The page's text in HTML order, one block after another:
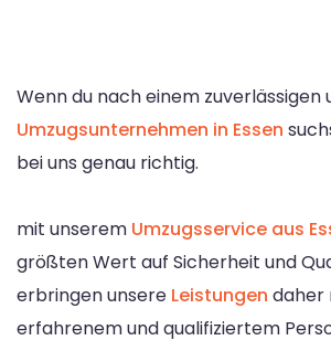
Wenn du nach einem
Umzugsunternehmen in Essen
bei uns genau richtig.
mit unserem Umzugsservice aus
größten Wert auf Sicherheit und
erbringen unsere Leistungen daher
erfahrenem und qualifiziertem